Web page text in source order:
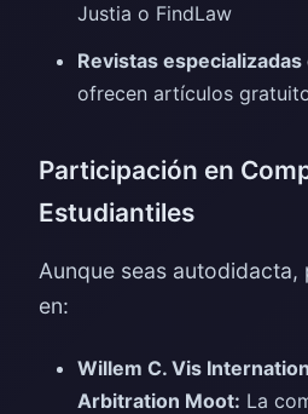
Justia o FindLaw
Revistas especializadas
ofrecen artículos
Participación en
Estudiantiles
Aunque seas
en:
Willem C. Vis
Arbitration Moot: La